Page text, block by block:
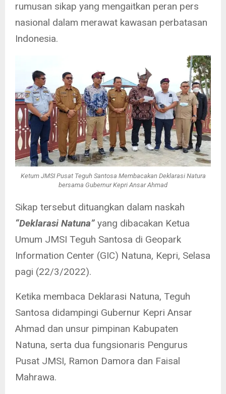
rumusan sikap yang mengaitkan peran pers
nasional dalam merawat kawasan perbatasan
Indonesia.
Ketum JMSI Pusat Teguh Santosa Membacakan Deklarasi Natura
bersama Gubernur Kepri Ansar Ahmad
Sikap tersebut dituangkan dalam naskah
“Deklarasi Natuna” yang dibacakan Ketua
Umum JMSI Teguh Santosa di Geopark
Information Center (GIC) Natuna, Kepri, Selasa
pagi (22/3/2022).
Ketika membaca Deklarasi Natuna, Teguh
Santosa didampingi Gubernur Kepri Ansar
Ahmad dan unsur pimpinan Kabupaten
Natuna, serta dua fungsionaris Pengurus
Pusat JMSI, Ramon Damora dan Faisal
Mahrawa.